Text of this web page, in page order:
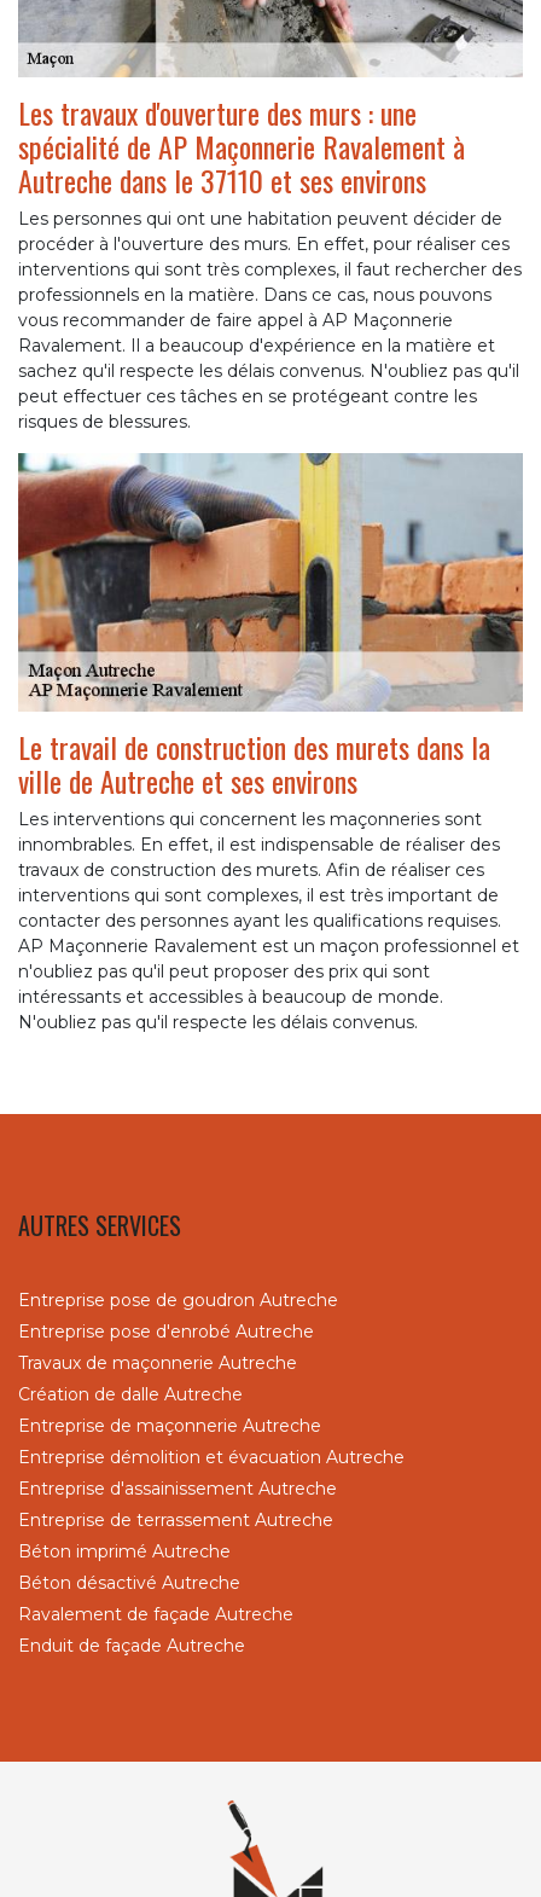
Les travaux d'ouverture des murs : une
spécialité de AP Maçonnerie Ravalement à
Autreche dans le 37110 et ses environs
Les personnes qui ont une habitation peuvent décider de
procéder à l'ouverture des murs. En effet, pour réaliser ces
interventions qui sont très complexes, il faut rechercher des
professionnels en la matière. Dans ce cas, nous pouvons
vous recommander de faire appel à AP Maçonnerie
Ravalement. Il a beaucoup d'expérience en la matière et
sachez qu'il respecte les délais convenus. N'oubliez pas qu'il
peut effectuer ces tâches en se protégeant contre les
risques de blessures.
Le travail de construction des murets dans la
ville de Autreche et ses environs
Les interventions qui concernent les maçonneries sont
innombrables. En effet, il est indispensable de réaliser des
travaux de construction des murets. Afin de réaliser ces
interventions qui sont complexes, il est très important de
contacter des personnes ayant les qualifications requises.
AP Maçonnerie Ravalement est un maçon professionnel et
n'oubliez pas qu'il peut proposer des prix qui sont
intéressants et accessibles à beaucoup de monde.
N'oubliez pas qu'il respecte les délais convenus.
AUTRES SERVICES
Entreprise pose de goudron Autreche
Entreprise pose d'enrobé Autreche
Travaux de maçonnerie Autreche
Création de dalle Autreche
Entreprise de maçonnerie Autreche
Entreprise démolition et évacuation Autreche
Entreprise d'assainissement Autreche
Entreprise de terrassement Autreche
Béton imprimé Autreche
Béton désactivé Autreche
Ravalement de façade Autreche
Enduit de façade Autreche